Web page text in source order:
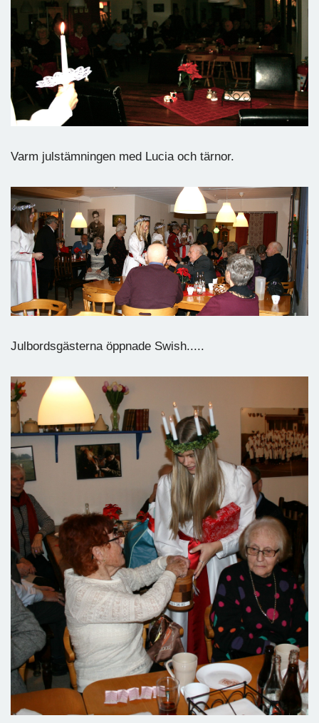
Varm julstämningen med Lucia och tärnor.
Julbordsgästerna öppnade Swish.....